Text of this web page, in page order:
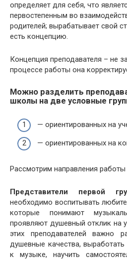
определяет для себя, что
первостепенным во
родителей; вырабатывает свой
есть концепцию.
Концепция преподавателя – не
процессе работы она
Можно разделить
школы на две условные
— ориентированных на
— ориентированных на
Рассмотрим направления работы
Представители первой
необходимо воспитывать
которые понимают
проявляют душевный отклик на
этих преподавателей важно
душевные качества,
к музыке, научить